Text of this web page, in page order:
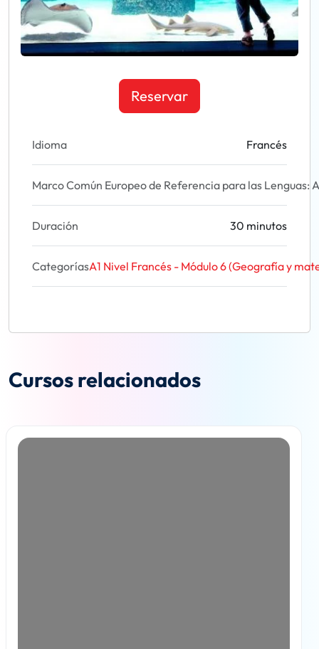
Reservar
Idioma Francés
Marco Común Europeo de Referencia para las Lenguas:
Duración 30 minutos
CategoríasA1 Nivel Francés - Módulo 6 (Geografía y
Cursos relacionados